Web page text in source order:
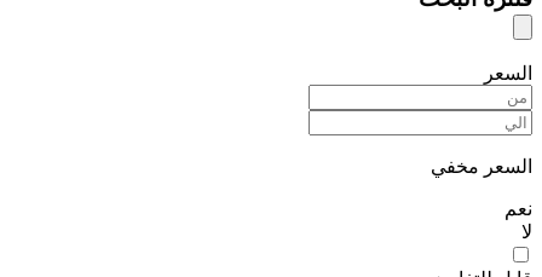
السعر
السعر مخفي
نعم
لا